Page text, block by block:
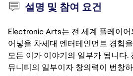
설명 및 참여 요건
Electronic Arts는 전 세계 플레이
어넣을 차세대 엔터테인먼트 경험
모든 이가 이야기의 일부가 됩니다.
뮤니티의 일부이자 창의력이 번창